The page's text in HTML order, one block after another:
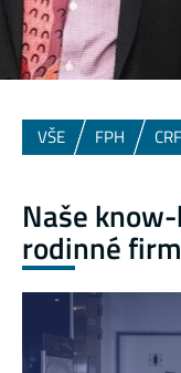
VŠE FPH CRF
Naše
rodinné